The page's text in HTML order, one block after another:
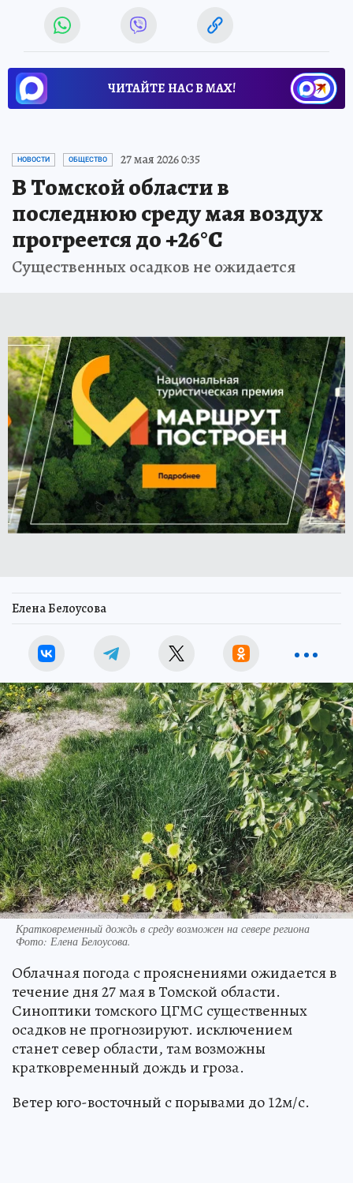
ЧИТАЙТЕ НАС В МАХ!
НОВОСТИ ОБЩЕСТВО 27 мая 2026 0:35
В Томской области в
последнюю среду мая воздух
прогреется до +26°С
Существенных осадков не ожидается
Елена Белоусова
Кратковременный дождь в среду возможен на севере региона
Фото: Елена Белоусова.
Облачная погода с прояснениями ожидается в
течение дня 27 мая в Томской области.
Синоптики томского ЦГМС существенных
осадков не прогнозируют. исключением
станет север области, там возможны
кратковременный дождь и гроза.
Ветер юго-восточный с порывами до 12м/с.